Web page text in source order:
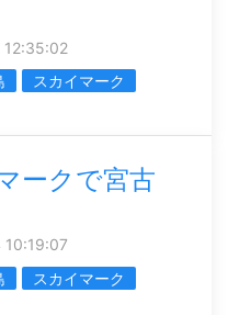
スカイマーク
ークで宮古
スカイマーク